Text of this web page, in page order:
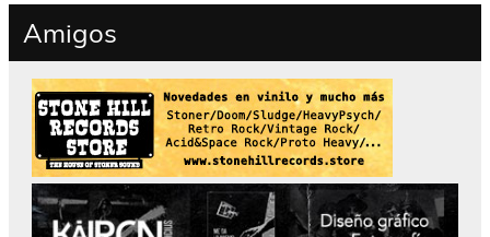
Amigos